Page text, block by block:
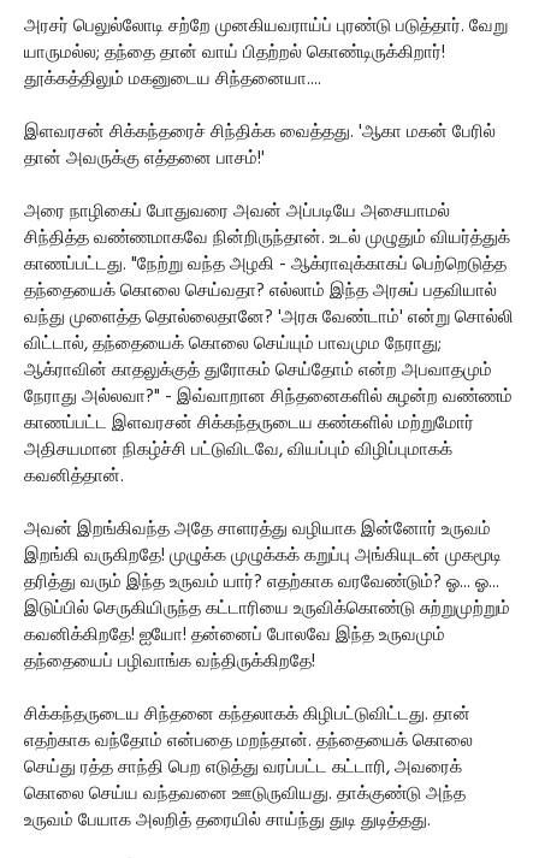
அரசர் பெலுல்லோடி சற்றே முனகியவராய்ப் புரண்டு படுத்தார். வேறு
யாருமல்ல; தந்தை தான் வாய் பிதற்றல் கொண்டிருக்கிறார்!
தூக்கத்திலும் மகனுடைய சிந்தனையா....
இளவரசன் சிக்கந்தரைச் சிந்திக்க வைத்தது. 'ஆகா மகன் பேரில்
தான் அவருக்கு எத்தனை பாசம்!'
அரை நாழிகைப் போதுவரை அவன் அப்படியே அசையாமல்
சிந்தித்த வண்ணமாகவே நின்றிருந்தான். உடல் முழுதும் வியர்த்துக்
காணப்பட்டது. "நேற்று வந்த அழகி - ஆக்ராவுக்காகப் பெற்றெடுத்த
தந்தையைக் கொலை செய்வதா? எல்லாம் இந்த அரசுப் பதவியால்
வந்து முளைத்த தொல்லைதானே? 'அரசு வேண்டாம்' என்று சொல்லி
விட்டால், தந்தையைக் கொலை செய்யும் பாவமும நேராது;
ஆக்ராவின் காதலுக்குத் துரோகம் செய்தோம் என்ற அபவாதமும்
நேராது அல்லவா?" - இவ்வாறான சிந்தனைகளில் சுழன்ற வண்ணம்
காணப்பட்ட இளவரசன் சிக்கந்தருடைய கண்களில் மற்றுமோர்
அதிசயமான நிகழ்ச்சி பட்டுவிடவே, வியப்பும் விழிப்புமாகக்
கவனித்தான்.
அவன் இறங்கிவந்த அதே சாளரத்து வழியாக இன்னோர் உருவம்
இறங்கி வருகிறதே! முழுக்க முழுக்கக் கறுப்பு அங்கியுடன் முகமூடி
தரித்து வரும் இந்த உருவம் யார்? எதற்காக வரவேண்டும்? ஓ... ஓ...
இடுப்பில் செருகியிருந்த கட்டாரியை உருவிக்கொண்டு சுற்றுமுற்றும்
கவனிக்கிறதே! ஐயோ! தன்னைப் போலவே இந்த உருவமும்
தந்தையைப் பழிவாங்க வந்திருக்கிறதே!
சிக்கந்தருடைய சிந்தனை கந்தலாகக் கிழிபட்டுவிட்டது. தான்
எதற்காக வந்தோம் என்பதை மறந்தான். தந்தையைக் கொலை
செய்து ரத்த சாந்தி பெற எடுத்து வரப்பட்ட கட்டாரி, அவரைக்
கொலை செய்ய வந்தவனை ஊடுருவியது. தாக்குண்டு அந்த
உருவம் பேயாக அலறித் தரையில் சாய்ந்து துடி துடித்தது.